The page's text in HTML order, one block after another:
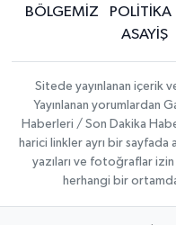
BÖLGEMİZ
POLİTİKA
ASAYİŞ
Sitede yayınlanan içerik
Yayınlanan yorumlardan
Haberleri / Son Dakika
harici linkler ayrı bir sayfada
yazıları ve fotoğraflar izin
herhangi bir